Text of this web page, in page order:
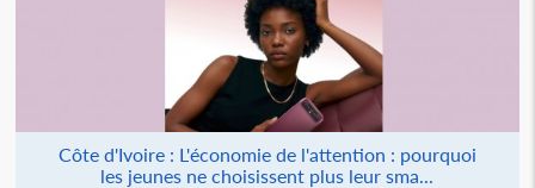
Côte d'Ivoire : L'économie de l'attention : pourquoi
les jeunes ne choisissent plus leur sma...